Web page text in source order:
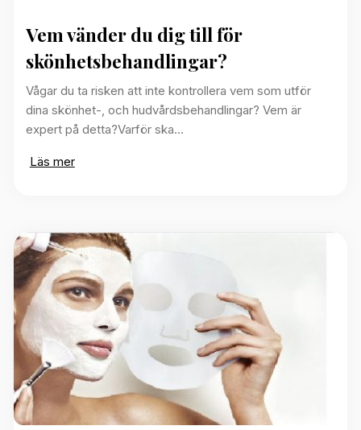
Vem vänder du dig till för
skönhetsbehandlingar?
Vågar du ta risken att inte kontrollera vem som utför
dina skönhet-, och hudvårdsbehandlingar? Vem är
expert på detta?Varför ska…
Läs mer